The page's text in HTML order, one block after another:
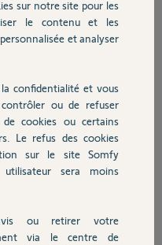
discussion
Google ou Alexa est dans
ficheamazon_ale...
sur notre site pour les
le contenu et les
et analyser
confidentialité et vous
contrôler ou de refuser
cookies ou certains
Le refus des cookies
sur le site Somfy
utilisateur sera moins
ou retirer votre
via le centre de